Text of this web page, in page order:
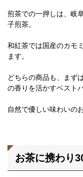
煎茶での一押しは、岐
子煎茶。
和紅茶では国産のカモ
ます。
どちらの商品も、まず
の香りを活かすベスト
自然で優しい味わいの
お茶に携わり